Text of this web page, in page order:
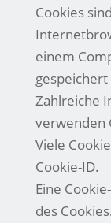
Cookies
einem
Zahlreiche
verwenden
Viele
Cookie-ID.
Eine
des